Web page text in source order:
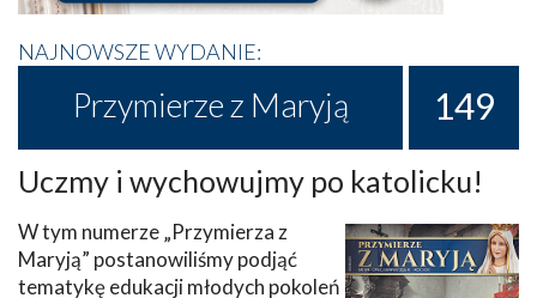
NAJNOWSZE WYDANIE:
Przymierze z Maryją 149
Uczmy i wychowujmy po katolicku!
W tym numerze „Przymierza z
Maryją” postanowiliśmy podjąć
tematykę edukacji młodych pokoleń